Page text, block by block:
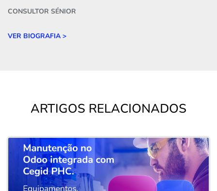
CONSULTOR SÉNIOR
VER BIOGRAFIA >
ARTIGOS RELACIONADOS